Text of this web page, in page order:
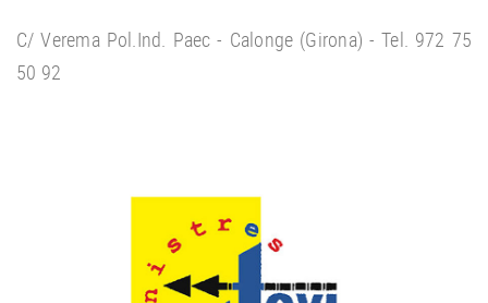
C/ Verema Pol.Ind. Paec - Calonge (Girona) - Tel. 972 75
50 92